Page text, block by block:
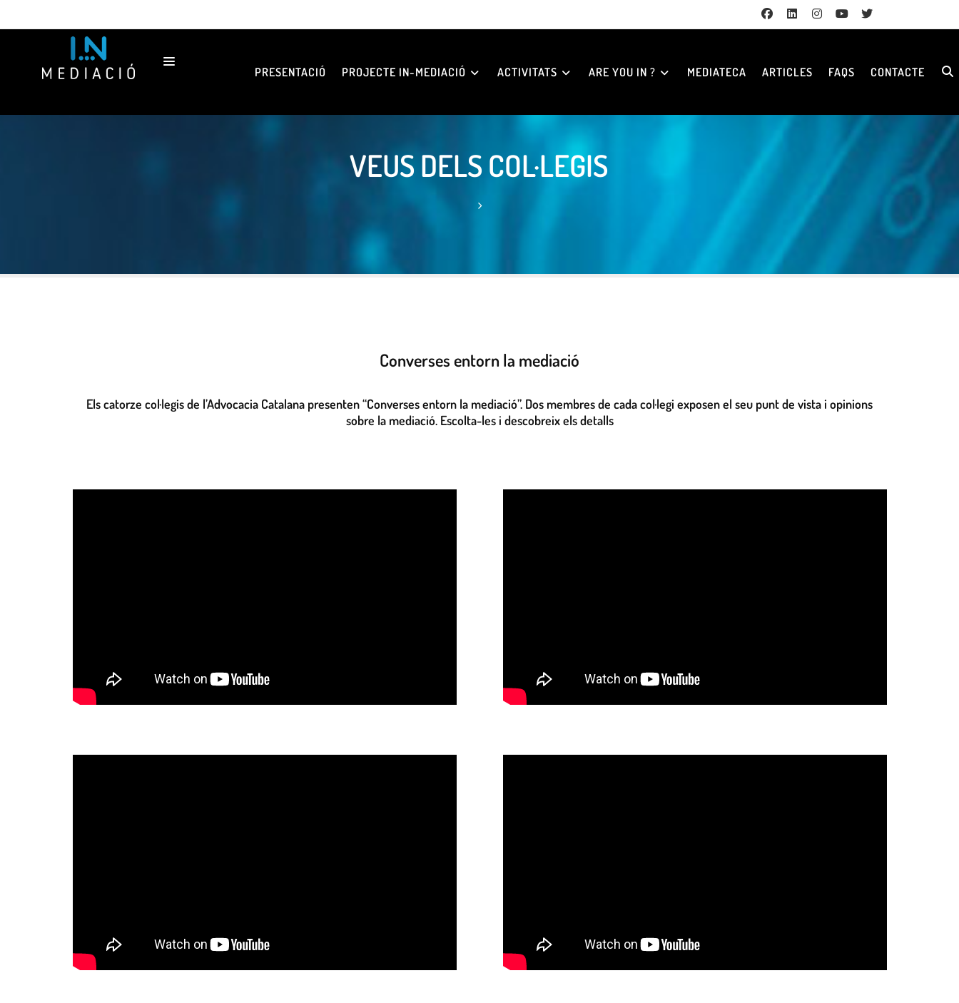
PRESENTACIÓ PROJECTE IN-MEDIACIÓ ACTIVITATS ARE YOU IN ? MEDIATECA ARTICLES FAQS CONTACTE
VEUS DELS COL·LEGIS
Converses entorn la mediació
Els catorze col·legis de l’Advocacia Catalana presenten “Converses entorn la mediació”. Dos membres de cada col·legi exposen el seu punt de vista i opinions
sobre la mediació. Escolta-les i descobreix els detalls